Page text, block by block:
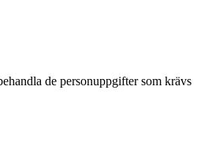
de personuppgifter som krävs